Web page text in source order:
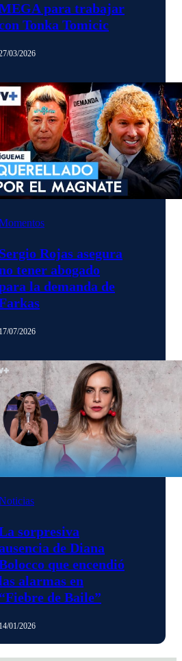
para trabajar
Tonka Tomicic
03/2026
Sergio Rojas asegura
tener abogado
la demanda de
17/07/2026
sorpresiva
de Diana
que encendió
alarmas en
“Fiebre de Baile”
14/01/2026